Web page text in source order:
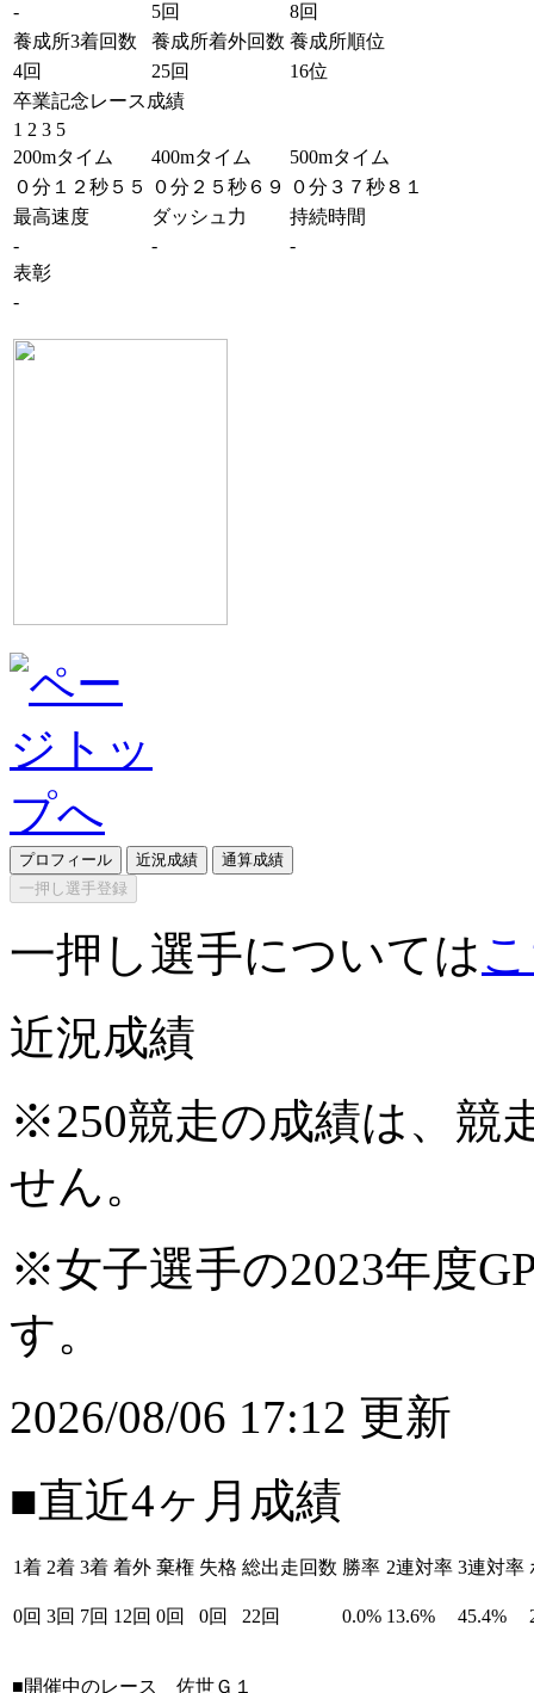
-
5回
8回
養成所3着回数
養成所着外回数 養成所順位
4回
25回
16位
卒業記念レース成績
1 2 3 5
200mタイム
400mタイム
500mタイム
０分１２秒５５
０分２５秒６９
０分３７秒８１
最高速度
ダッシュ力
持続時間
-
-
-
表彰
-
プロフィール 近況成績
通算成績
一押し選手登録
一押し選手については
近況成績
※250競走の成績は、競
せん。
※女子選手の2023年度
す。
2026/08/06 17:12 更新
■直近4ヶ月成績
1着 2着 3着 着外 棄権 失格 総出走回数 勝率 2連対率 3連対率
0回 3回 7回 12回 0回 0回 22回 0.0% 13.6% 45.4%
■開催中のレース 佐世Ｇ１